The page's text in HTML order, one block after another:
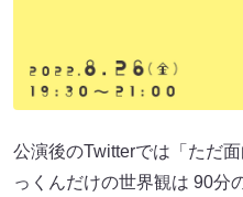
公演後のTwitterでは「ただ
っくんだけの世界観は 90分